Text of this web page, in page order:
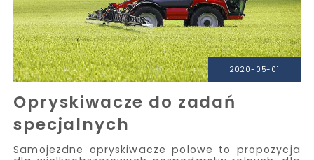
2020-05-01
Opryskiwacze do zadań
specjalnych
Samojezdne opryskiwacze polowe to propozycja